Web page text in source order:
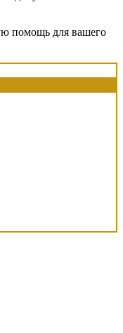
помощь для вашего